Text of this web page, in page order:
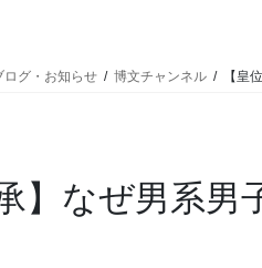
ログ・お知らせ 博文チャンネル 【皇
】なぜ男系